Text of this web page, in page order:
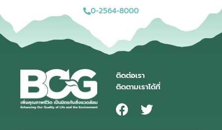
0-2564-8000
ติดต่อเรา
ติดตามเราได้ที่